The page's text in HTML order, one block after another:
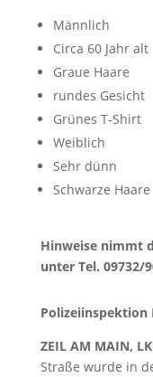
Männlich
Circa 60 Jahr alt
Graue Haare
rundes Gesicht
Grünes T-Shirt
Weiblich
Sehr dünn
Schwarze Haare
Hinweise nimmt
unter Tel. 09732/
Polizeiinspektion
ZEIL AM MAIN,
Straße wurde in